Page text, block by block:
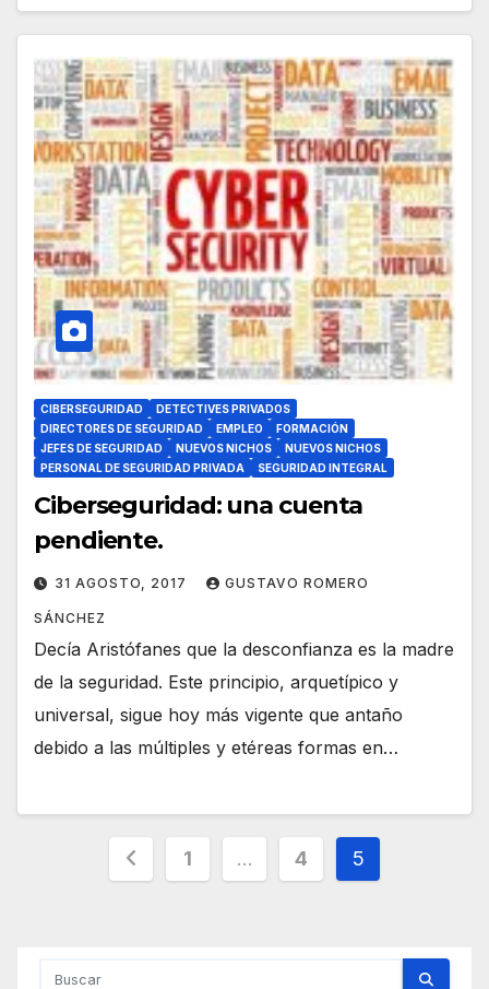
CIBERSEGURIDAD
DETECTIVES PRIVADOS
DIRECTORES DE SEGURIDAD
EMPLEO
FORMACIÓN
JEFES DE SEGURIDAD
NUEVOS NICHOS
NUEVOS NICHOS
PERSONAL DE SEGURIDAD PRIVADA
SEGURIDAD INTEGRAL
Ciberseguridad: una cuenta
pendiente.
31 AGOSTO, 2017 GUSTAVO ROMERO
SÁNCHEZ
Decía Aristófanes que la desconfianza es la madre
de la seguridad. Este principio, arquetípico y
universal, sigue hoy más vigente que antaño
debido a las múltiples y etéreas formas en…
Paginación
1 … 4 5